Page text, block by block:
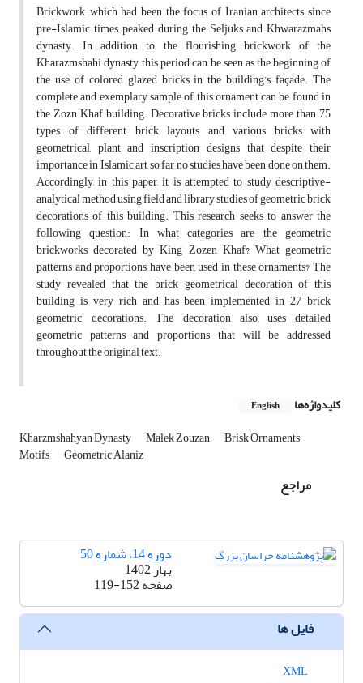
Brickwork, which had been the focus of Iranian architects since
pre-Islamic times, peaked during the Seljuks and Khwarazmahs
dynasty. In addition to the flourishing brickwork of the
Kharazmshahi dynasty, this period can be seen as the beginning of
the use of colored glazed bricks in the building's façade. The
complete and exemplary sample of this ornament can be found in
the Zozn Khaf building. Decorative bricks include more than 75
types of different brick layouts and various bricks with
geometrical, plant and inscription designs that despite their
importance in Islamic art, so far no studies have been done on them.
Accordingly, in this paper, it is attempted to study descriptive-
analytical method using field and library studies of geometric brick
decorations of this building. This research seeks to answer the
following question: In what categories are the geometric
brickworks decorated by King Zozen Khaf? What geometric
patterns and proportions have been used in these ornaments? The
study revealed that the brick geometrical decoration of this
building is very rich and has been implemented in 27 brick
geometric decorations. The decoration also uses detailed
geometric patterns and proportions that will be addressed
throughout the original text.
کلیدواژه‌ها English
Kharzmshahyan Dynasty Malek Zouzan Brisk Ornaments
Motifs Geometric Alaniz
مراجع
دوره 14، شماره 50
بهار 1402
صفحه119-152
فایل ها